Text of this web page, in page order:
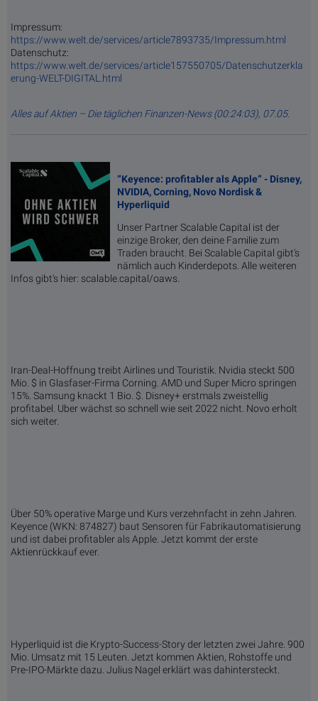
Impressum:
https://www.welt.de/services/article7893735/Impressum.html
Datenschutz:
https://www.welt.de/services/article157550705/Datenschutzerkla
erung-WELT-DIGITAL.html
Alles auf Aktien – Die täglichen Finanzen-News (00:24:03), 07.05.
“Keyence: profitabler als Apple” - Disney,
NVIDIA, Corning, Novo Nordisk &
Hyperliquid
Unser Partner Scalable Capital ist der
einzige Broker, den deine Familie zum
Traden braucht. Bei Scalable Capital gibt's
nämlich auch Kinderdepots. Alle weiteren
Infos gibt's hier: scalable.capital/oaws.
Iran-Deal-Hoffnung treibt Airlines und Touristik. Nvidia steckt 500
Mio. $ in Glasfaser-Firma Corning. AMD und Super Micro springen
15%. Samsung knackt 1 Bio. $. Disney+ erstmals zweistellig
profitabel. Uber wächst so schnell wie seit 2022 nicht. Novo erholt
sich weiter.
Über 50% operative Marge und Kurs verzehnfacht in zehn Jahren.
Keyence (WKN: 874827) baut Sensoren für Fabrikautomatisierung
und ist dabei profitabler als Apple. Jetzt kommt der erste
Aktienrückkauf ever.
Hyperliquid ist die Krypto-Success-Story der letzten zwei Jahre. 900
Mio. Umsatz mit 15 Leuten. Jetzt kommen Aktien, Rohstoffe und
Pre-IPO-Märkte dazu. Julius Nagel erklärt was dahintersteckt.